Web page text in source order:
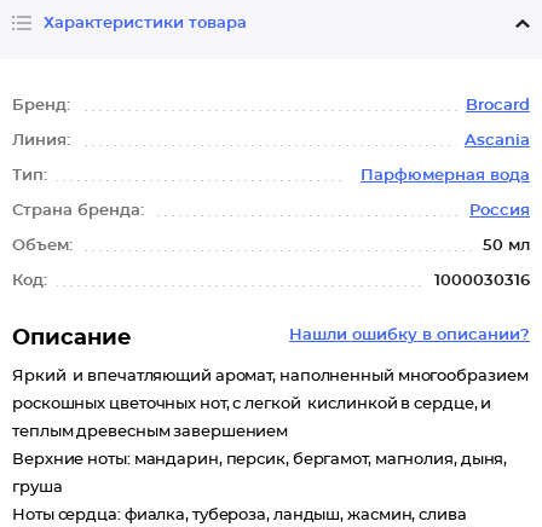
Характеристики товара
Бренд: Brocard
Линия: Ascania
Тип: Парфюмерная вода
Страна бренда: Россия
Объем: 50 мл
Код: 1000030316
Нашли ошибку в описании?
Описание
Яркий и впечатляющий аромат, наполненный многообразием
роскошных цветочных нот, с легкой кислинкой в сердце, и
теплым древесным завершением
Верхние ноты: мандарин, персик, бергамот, магнолия, дыня,
груша
Ноты сердца: фиалка, тубероза, ландыш, жасмин, слива